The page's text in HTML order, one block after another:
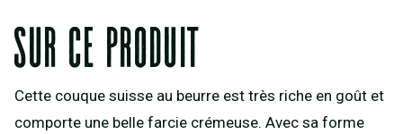
Sur ce produit
Cette couque suisse au beurre est très riche en goût et
comporte une belle farcie crémeuse. Avec sa forme